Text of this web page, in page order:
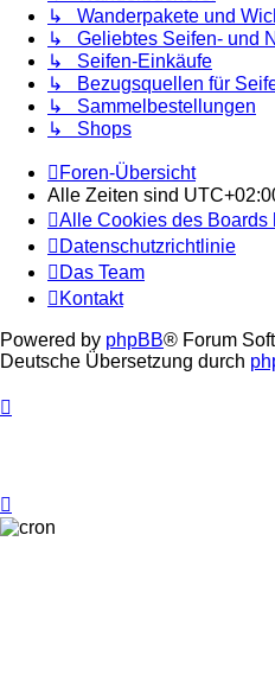
↳ Wanderpakete und
↳ Geliebtes Seifen- und
↳ Seifen-Einkäufe
↳ Bezugsquellen für
↳ Sammelbestellungen
↳ Shops
Foren-Übersicht
Alle Zeiten sind
Alle Cookies des Boards
Datenschutzrichtlinie
Das Team
Kontakt
Powered by phpBB® Forum
Deutsche Übersetzung durch